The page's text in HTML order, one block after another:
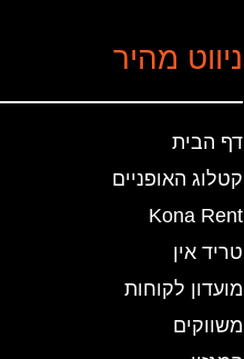
ניווט מהיר
דף הבית
קטלוג האופניים
Kona Rent
טריד אין
מועדון לקוחות
משווקים